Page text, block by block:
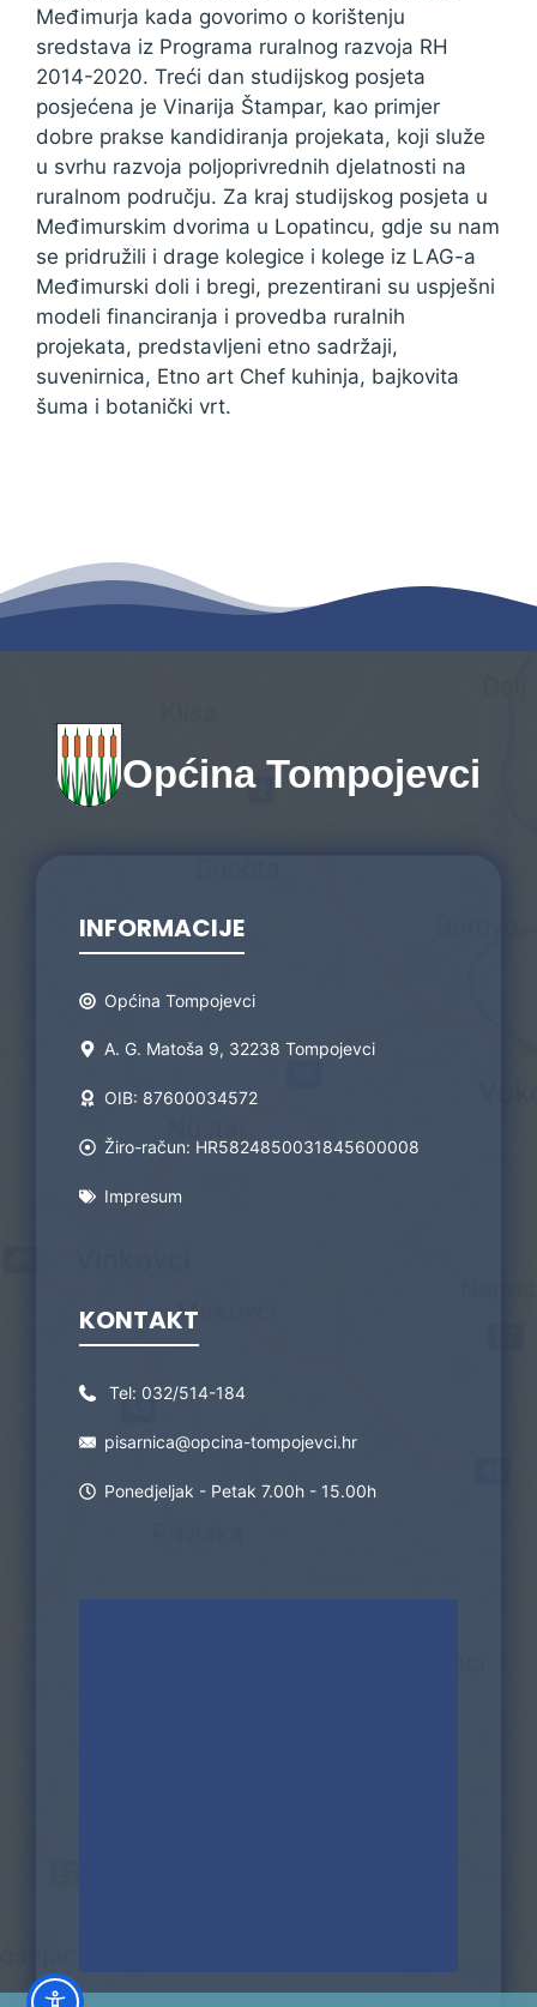
Međimurja kada govorimo o korištenju
sredstava iz Programa ruralnog razvoja RH
2014-2020. Treći dan studijskog posjeta
posjećena je Vinarija Štampar, kao primjer
dobre prakse kandidiranja projekata, koji služe
u svrhu razvoja poljoprivrednih djelatnosti na
ruralnom području. Za kraj studijskog posjeta u
Međimurskim dvorima u Lopatincu, gdje su nam
se pridružili i drage kolegice i kolege iz LAG-a
Međimurski doli i bregi, prezentirani su uspješni
modeli financiranja i provedba ruralnih
projekata, predstavljeni etno sadržaji,
suvenirnica, Etno art Chef kuhinja, bajkovita
šuma i botanički vrt.
Općina Tompojevci
INFORMACIJE
Općina Tompojevci
A. G. Matoša 9, 32238 Tompojevci
OIB: 87600034572
Žiro-račun: HR5824850031845600008
Impresum
KONTAKT
Tel: 032/514-184
pisarnica@opcina-tompojevci.hr
Ponedjeljak - Petak 7.00h - 15.00h